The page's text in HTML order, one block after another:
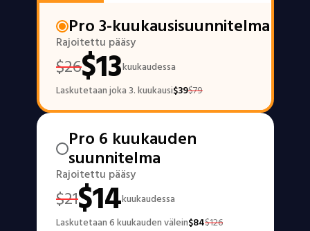
Pro 3-kuukausisuunnitelma
Rajoitettu pääsy
$26$13kuukaudessa
Laskutetaan joka 3. kuukausi$39$79
Pro 6 kuukauden
suunnitelma
Rajoitettu pääsy
$21$14kuukaudessa
Laskutetaan 6 kuukauden välein$84$126